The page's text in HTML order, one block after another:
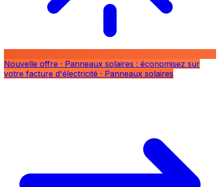
Nouvelle offre · Panneaux solaires : économisez sur
votre facture d'électricité · Panneaux solaires